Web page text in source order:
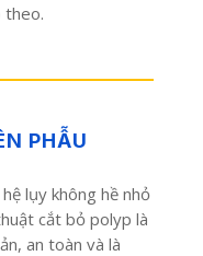
theo.
PHẪU
lụy không hề nhỏ
cắt bỏ polyp là
an toàn và là